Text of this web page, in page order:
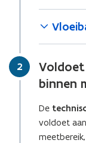
Stap
2
binnen
De
voldoet